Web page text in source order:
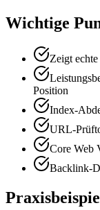
Wichtige
Zeigt
Position
Index-
URL-
Core Web
Backlink-